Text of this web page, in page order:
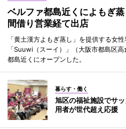
ベルファ都島近くによもぎ
間借り営業経て出店
「黄土漢方よもぎ蒸し」を提供する女
「Suuwi（スーイ）」（大阪市都島区
都島近くにオープンした。
暮らす・働く
旭区の福祉施設でサ
用者が世代超え応援